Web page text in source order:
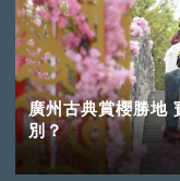
廣州古典賞櫻勝地
別？